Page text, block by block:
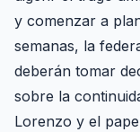
y comenzar a
semanas, la
deberán tomar
sobre la
Lorenzo y el